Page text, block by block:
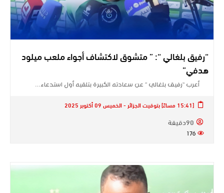
“رفيق بلغالي “: ” متشوق لاكتشاف أجواء ملعب ميلود
هدفي”
أعرب “رفيق بلغالي ” عن سعادته الكبيرة بتلقيه أول استدعاء…
[15:41 مساءً] بتوقيت الجزائر - الخميس 09 أكتوبر 2025
90دقيقة
176